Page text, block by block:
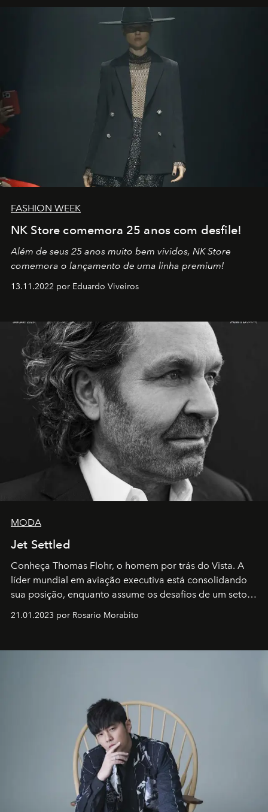
por propósitos, com um claro senso de missão na vida e
FASHION WEEK
NK Store comemora 25 anos com desfile!
Além de seus 25 anos muito bem vividos, NK Store
comemora o lançamento de uma linha premium!
13.11.2022 por Eduardo Viveiros
MODA
Jet Settled
Conheça Thomas Flohr, o homem por trás do Vista. A
líder mundial em aviação executiva está consolidando
sua posição, enquanto assume os desafios de um setor
21.01.2023 por Rosario Morabito